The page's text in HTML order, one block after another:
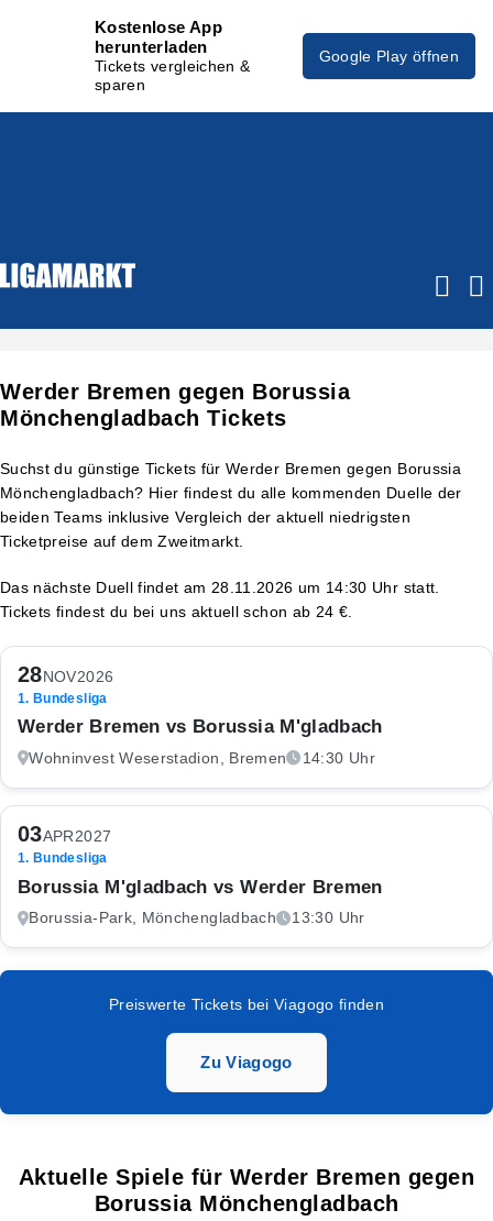
Kostenlose App
herunterladen
Tickets vergleichen &
sparen
Google Play öffnen
Werder Bremen gegen Borussia
Mönchengladbach Tickets
Suchst du günstige Tickets für Werder Bremen gegen Borussia
Mönchengladbach? Hier findest du alle kommenden Duelle der
beiden Teams inklusive Vergleich der aktuell niedrigsten
Ticketpreise auf dem Zweitmarkt.
Das nächste Duell findet am 28.11.2026 um 14:30 Uhr statt.
Tickets findest du bei uns aktuell schon ab 24 €.
28NOV2026
1. Bundesliga
Werder Bremen vs Borussia M'gladbach
Wohninvest Weserstadion, Bremen 14:30 Uhr
03APR 2027
1. Bundesliga
Borussia M'gladbach vs Werder Bremen
Borussia-Park, Mönchengladbach 13:30 Uhr
Preiswerte Tickets bei Viagogo finden
Zu Viagogo
Aktuelle Spiele für Werder Bremen gegen
Borussia Mönchengladbach